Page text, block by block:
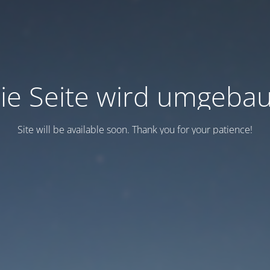
Seite wird
Site will be available soon. Thank you for your patience!